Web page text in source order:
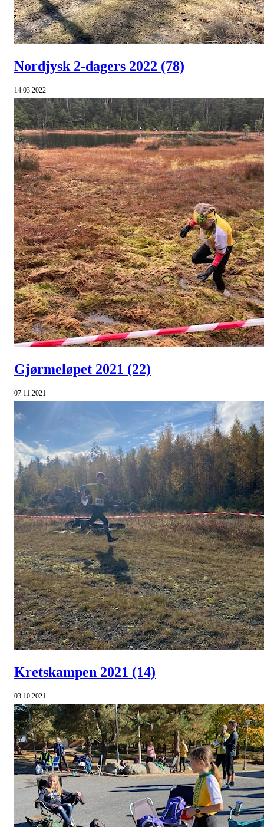
Nordjysk 2-dagers 2022 (78)
14.03.2022
Gjørmeløpet 2021 (22)
07.11.2021
Kretskampen 2021 (14)
03.10.2021